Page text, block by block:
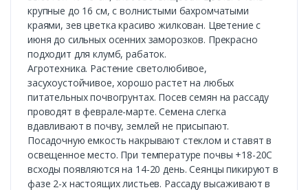
крупные до 16 см, с волнистыми бахромчатыми
краями, зев цветка красиво жилкован. Цветение с
июня до сильных осенних заморозков. Прекрасно
подходит для клумб, рабаток.
Агротехника. Растение светолюбивое,
засухоустойчивое, хорошо растет на любых
питательных почвогрунтах. Посев семян на рассаду
проводят в феврале-марте. Семена слегка
вдавливают в почву, землей не присыпают.
Посадочную емкость накрывают стеклом и ставят в
освещенное место. При температуре почвы +18-20С
всходы появляются на 14-20 день. Сеянцы пикируют в
фазе 2-х настоящих листьев. Рассаду высаживают в